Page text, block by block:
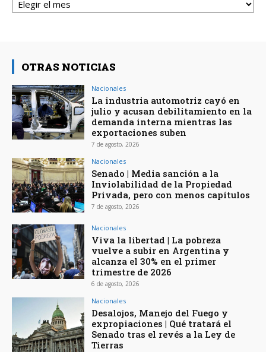
OTRAS NOTICIAS
Nacionales
La industria automotriz cayó en
julio y acusan debilitamiento en la
demanda interna mientras las
exportaciones suben
7 de agosto, 2026
Nacionales
Senado | Media sanción a la
Inviolabilidad de la Propiedad
Privada, pero con menos capítulos
7 de agosto, 2026
Nacionales
Viva la libertad | La pobreza
vuelve a subir en Argentina y
alcanza el 30% en el primer
trimestre de 2026
6 de agosto, 2026
Nacionales
Desalojos, Manejo del Fuego y
expropiaciones | Qué tratará el
Senado tras el revés a la Ley de
Tierras